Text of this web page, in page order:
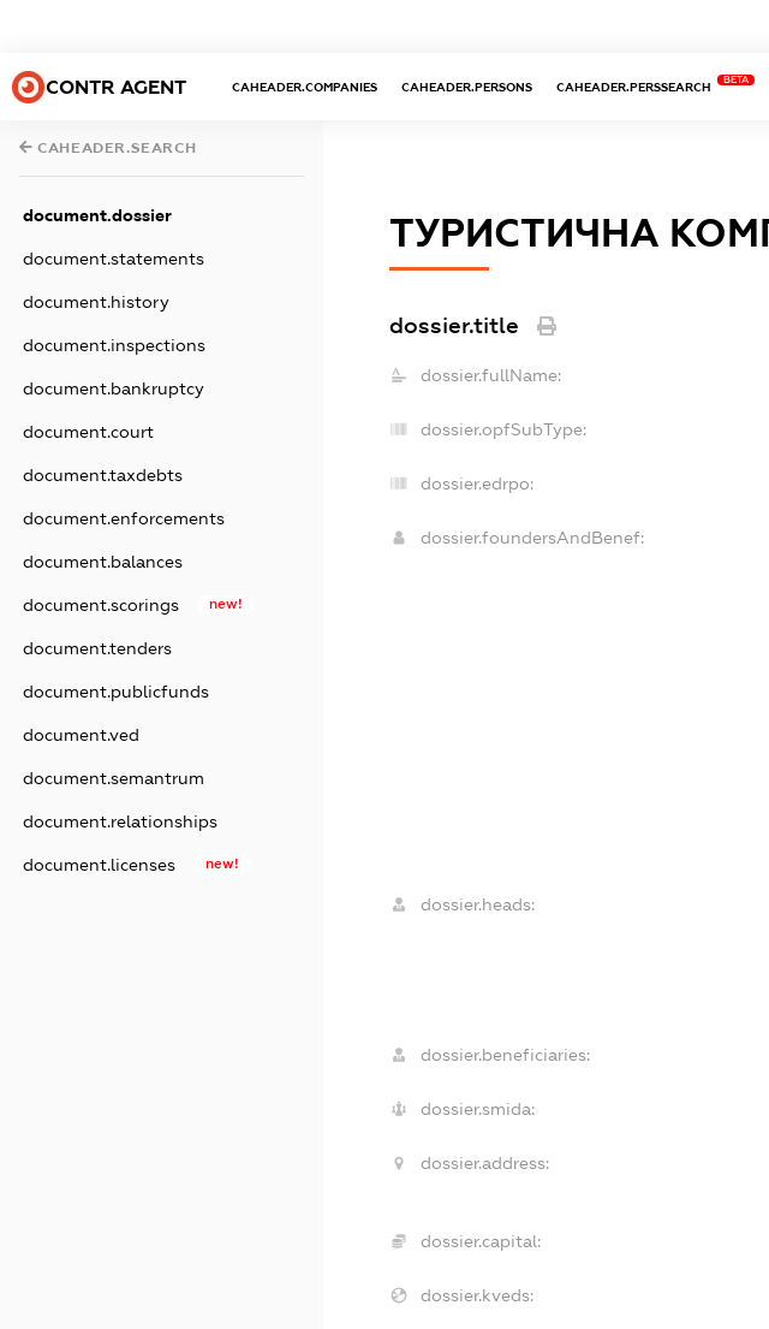
CONTR AGENT CAHEADER.COMPANIES CAHEADER.PERSONS CAHEADER.PERSSEARCH
BETA
CAHEADER.SEARCH
document.dossier
document.statements
document.history
document.inspections
document.bankruptcy
document.court
document.taxdebts
document.enforcements
document.balances
document.scorings new!
document.tenders
document.publicfunds
document.ved
document.semantrum
document.relationships
document.licenses new!
ТУРИСТИЧНА
dossier.title
dossier.fullName:
dossier.opfSubType:
dossier.edrpo:
dossier.foundersAndBenef:
dossier.heads:
dossier.beneficiaries:
dossier.smida:
dossier.address:
dossier.capital:
dossier.kveds: